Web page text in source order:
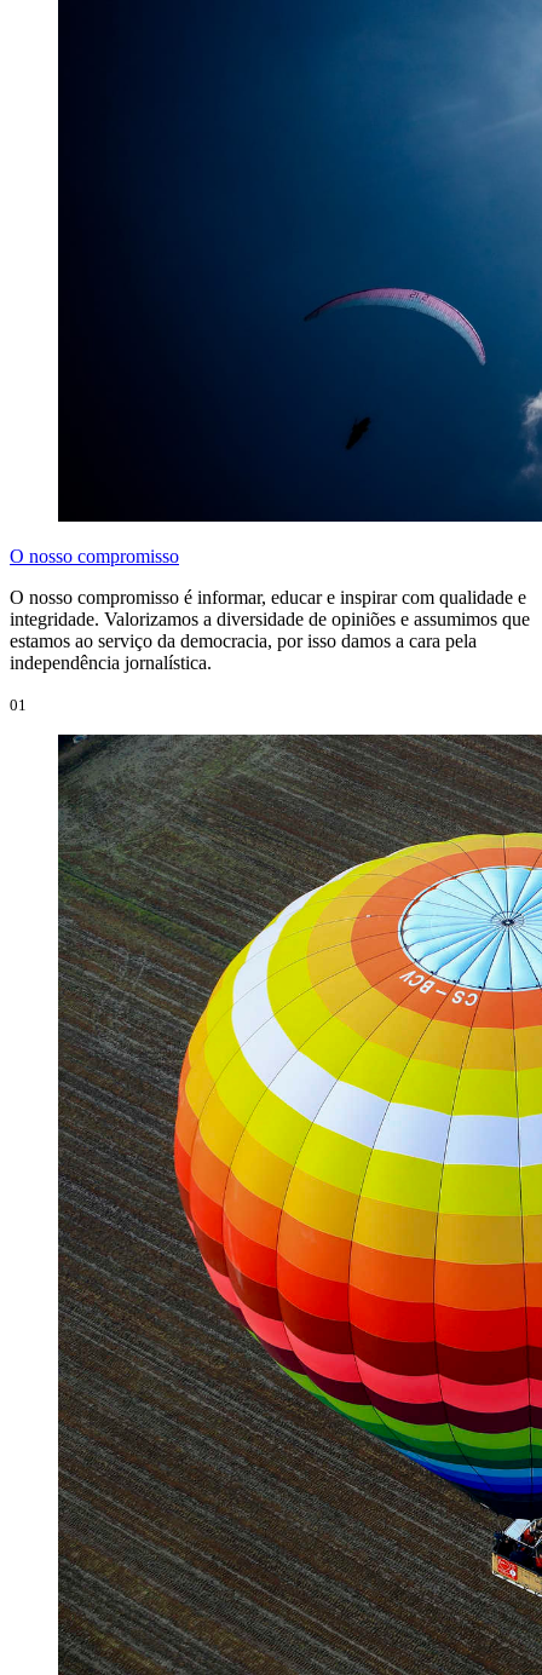
O nosso compromisso
O nosso compromisso é informar, educar e inspirar com qualidade e
integridade. Valorizamos a diversidade de opiniões e assumimos que
estamos ao serviço da democracia, por isso damos a cara pela
independência jornalística.
01